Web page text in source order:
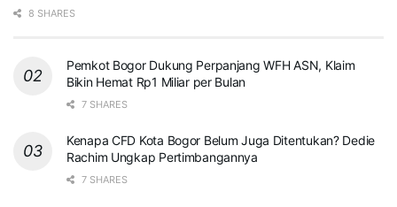
8 SHARES
Pemkot Bogor Dukung Perpanjang WFH ASN, Klaim
Bikin Hemat Rp1 Miliar per Bulan
7 SHARES
Kenapa CFD Kota Bogor Belum Juga Ditentukan? Dedie
Rachim Ungkap Pertimbangannya
7 SHARES